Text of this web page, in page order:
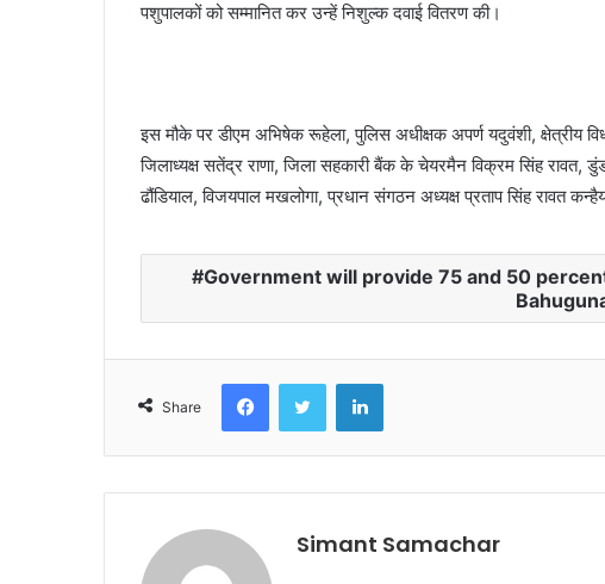
पशुपालकों को सम्मानित कर उन्हें निशुल्क दवाई वितरण की।
इस मौके पर डीएम अभिषेक रूहेला, पुलिस अधीक्षक अपर्ण यदुवंशी, क्षेत्रीय
जिलाध्यक्ष सतेंद्र राणा, जिला सहकारी बैंक के चेयरमैन विक्रम सिंह रावत,
ढौंडियाल, विजयपाल मखलोगा, प्रधान संगठन अध्यक्ष प्रताप सिंह रावत
Government will provide 75 and 50
Share
Simant Samachar